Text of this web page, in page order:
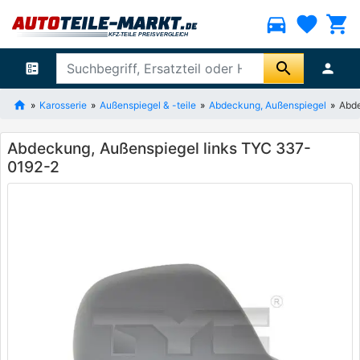
directions_car favorite shopping_cart
ballot search person
Karosserie Außenspiegel & -teile Abdeckung, Außenspiegel
Abdeckung, Außenspiegel links TYC 337-
0192-2